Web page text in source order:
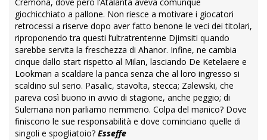
Cremona, dove però l’Atalanta aveva comunque
giochicchiato a pallone. Non riesce a motivare i giocatori
retrocessi a riserve dopo aver fatto benone le veci dei titolari,
riproponendo tra questi l’ultratrentenne Djimsiti quando
sarebbe servita la freschezza di Ahanor. Infine, ne cambia
cinque dallo start rispetto al Milan, lasciando De Ketelaere e
Lookman a scaldare la panca senza che al loro ingresso si
scaldino sul serio. Pasalic, stavolta, stecca; Zalewski, che
pareva così buono in avvio di stagione, anche peggio; di
Sulemana non parliamo nemmeno. Colpa del manico? Dove
finiscono le sue responsabilità e dove cominciano quelle di
singoli e spogliatoio? Esseffe